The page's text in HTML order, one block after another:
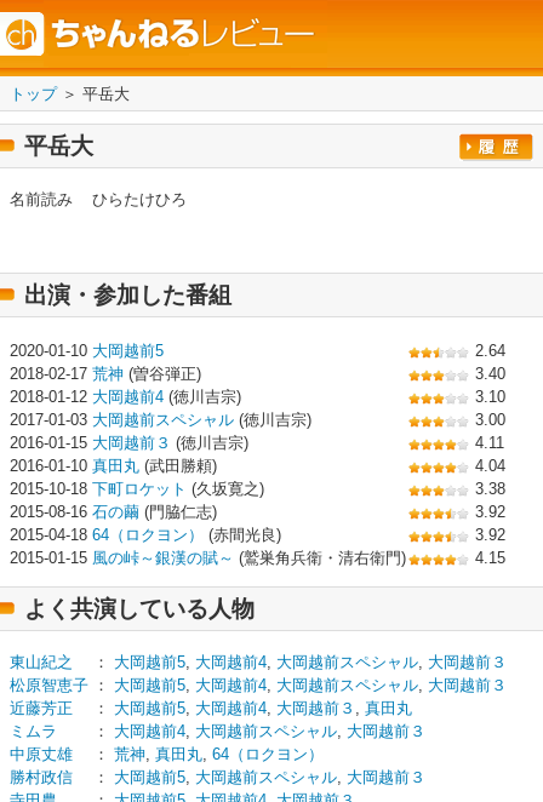
トップ＞ 平岳大
平岳大
名前読み ひらたけひろ
出演・参加した番組
2020-01-10 大岡越前5
2.64
2018-02-17 荒神 (曽谷弾正)
3.40
2018-01-12 大岡越前4 (徳川吉宗)
3.10
2017-01-03 大岡越前スペシャル (徳川吉宗)
3.00
2016-01-15 大岡越前３ (徳川吉宗)
4.11
2016-01-10 真田丸 (武田勝頼)
4.04
2015-10-18 下町ロケット (久坂寛之)
3.38
2015-08-16 石の繭 (門脇仁志)
3.92
2015-04-18 64（ロクヨン） (赤間光良)
3.92
2015-01-15 風の峠～銀漢の賦～ (鷲巣角兵衛・清右衛門) 4.15
よく共演している人物
東山紀之 ： 大岡越前5, 大岡越前4, 大岡越前スペシャル, 大岡越前３
松原智恵子 ： 大岡越前5, 大岡越前4, 大岡越前スペシャル, 大岡越前３
近藤芳正
： 大岡越前5, 大岡越前4, 大岡越前３ , 真田丸
ミムラ
： 大岡越前4, 大岡越前スペシャル, 大岡越前３
中原丈雄
： 荒神, 真田丸, 64（ロクヨン）
勝村政信
： 大岡越前5, 大岡越前スペシャル, 大岡越前３